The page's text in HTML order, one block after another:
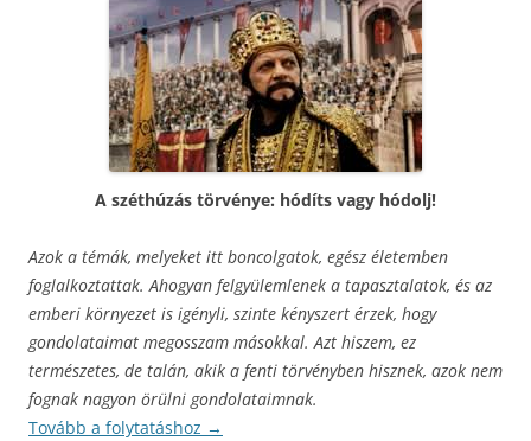
A széthúzás törvénye: hódíts vagy hódolj!
Azok a témák, melyeket itt boncolgatok, egész életemben
foglalkoztattak. Ahogyan felgyülemlenek a tapasztalatok, és az
emberi környezet is igényli, szinte kényszert érzek, hogy
gondolataimat megosszam másokkal. Azt hiszem, ez
természetes, de talán, akik a fenti törvényben hisznek, azok nem
fognak nagyon örülni gondolataimnak.
Tovább a folytatáshoz →